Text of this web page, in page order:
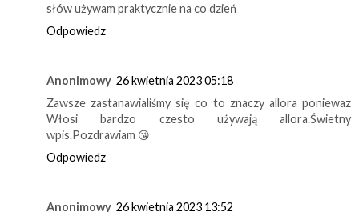
słów używam praktycznie na co dzień
Odpowiedz
Anonimowy 26 kwietnia 2023 05:18
Zawsze zastanawialiśmy się co to znaczy allora poniewaz
Włosi bardzo czesto używają allora.Świetny
wpis.Pozdrawiam 😘
Odpowiedz
Anonimowy 26 kwietnia 2023 13:52